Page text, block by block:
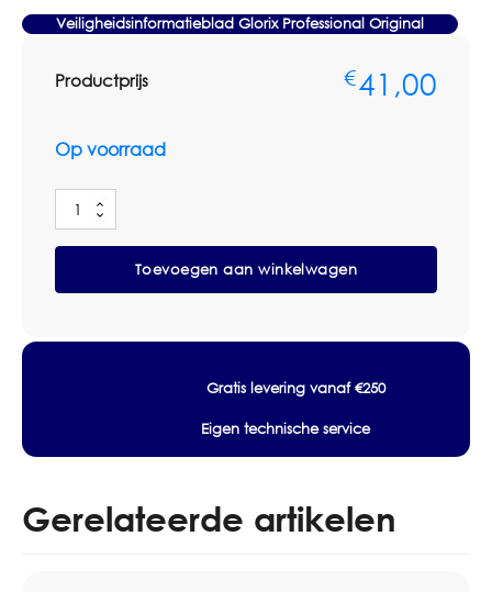
Bestelt u dit artikel in grotere aantallen of op basis van
terugkerende afname? Neem dan contact op met
Omnimar voor persoonlijk advies of een
aantallen, voorraadbeheer en zakelijke
Voor meer informatie over dit product, download het
beschikbare product- of veiligheidsinformatieblad.
Toiletreiniger
2000002
Veiligheidsinformatieblad Glorix Professional Original
Productprijs €41,00
Op voorraad
Glorix
Professional
Original
Doos
Toevoegen aan winkelwagen
Gratis levering vanaf €250
Eigen technische service
Gerelateerde artikelen